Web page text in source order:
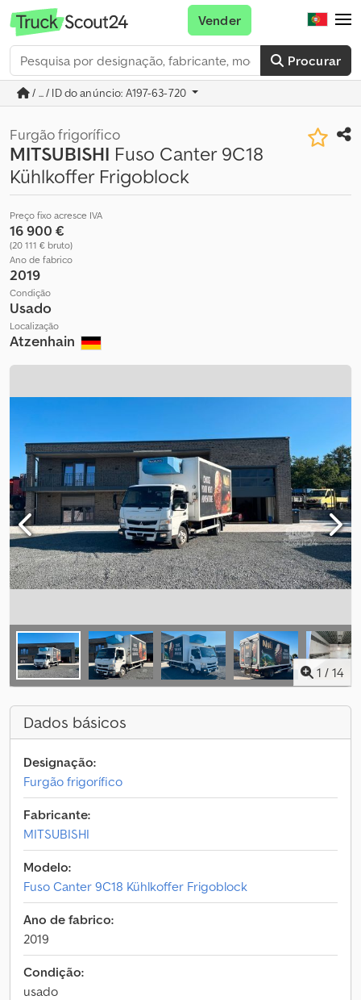
Procurar
Vender
/ ... / ID do anúncio: A197-63-720
Furgão frigorífico
MITSUBISHI Fuso Canter 9C18
Kühlkoffer Frigoblock
Preço fixo acresce IVA
16 900 €
(20 111 € bruto)
Ano de fabrico
2019
Condição
Usado
Localização
Atzenhain
1 / 14
Dados básicos
Designação:
Furgão frigorífico
Fabricante:
MITSUBISHI
Modelo:
Fuso Canter 9C18 Kühlkoffer Frigoblock
Ano de fabrico:
2019
Condição:
usado